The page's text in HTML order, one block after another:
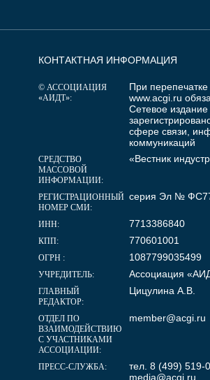
КОНТАКТНАЯ ИНФОРМАЦИЯ
© АССОЦИАЦИЯ
«АИДТ»:
При
www.acgi.ru
Сетевое издание
сфере связи,
коммуникаций
СРЕДСТВО
МАССОВОЙ
ИНФОРМАЦИИ:
«Вестник
РЕГИСТРАЦИОННЫЙ
НОМЕР СМИ:
серия Эл №
ИНН: 7713386840
КПП: 770601001
ОГРН : 1087799035499
УЧРЕДИТЕЛЬ: Ассоциация
ГЛАВНЫЙ
РЕДАКТОР:
Цицулина А.В.
ОТДЕЛ ПО
ВЗАИМОДЕЙСТВИЮ
С УЧАСТНИКАМИ
АССОЦИАЦИИ:
member@acgi.ru
ПРЕСС-СЛУЖБА:
тел. 8 (499) 519-
media@acgi.ru